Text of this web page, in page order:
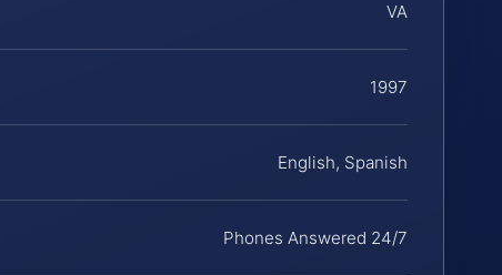
VA
1997
English, Spanish
Phones Answered 24/7